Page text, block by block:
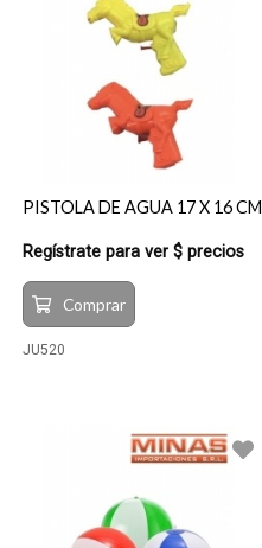
PISTOLA DE AGUA 17 X 16 CM
Regístrate para ver $ precios
Comprar
JU520